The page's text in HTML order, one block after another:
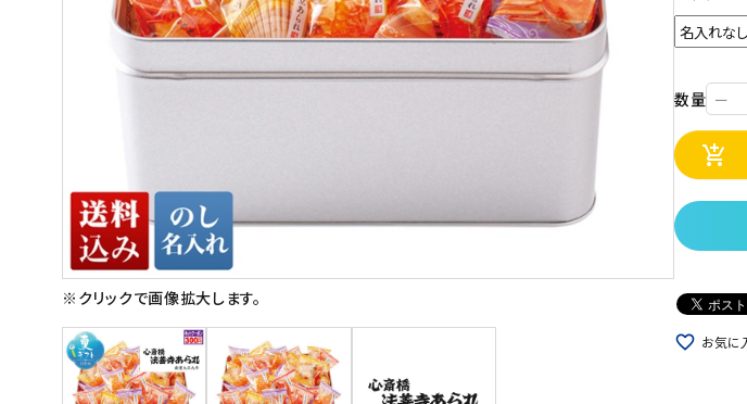
ギフト
セール
フードロス
ペット用品
※クリックで画像拡大します。
数量 ー
add_shopping_cart
favorite_border お気に